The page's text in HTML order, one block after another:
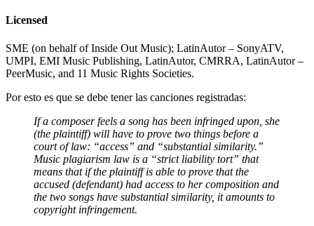
Licensed
SME (on behalf of Inside Out Music); LatinAutor – SonyATV,
UMPI, EMI Music Publishing, LatinAutor, CMRRA, LatinAutor –
PeerMusic, and 11 Music Rights Societies.
Por esto es que se debe tener las canciones registradas:
If a composer feels a song has been infringed upon, she
(the plaintiff) will have to prove two things before a
court of law: “access” and “substantial similarity.”
Music plagiarism law is a “strict liability tort” that
means that if the plaintiff is able to prove that the
accused (defendant) had access to her composition and
the two songs have substantial similarity, it amounts to
copyright infringement.